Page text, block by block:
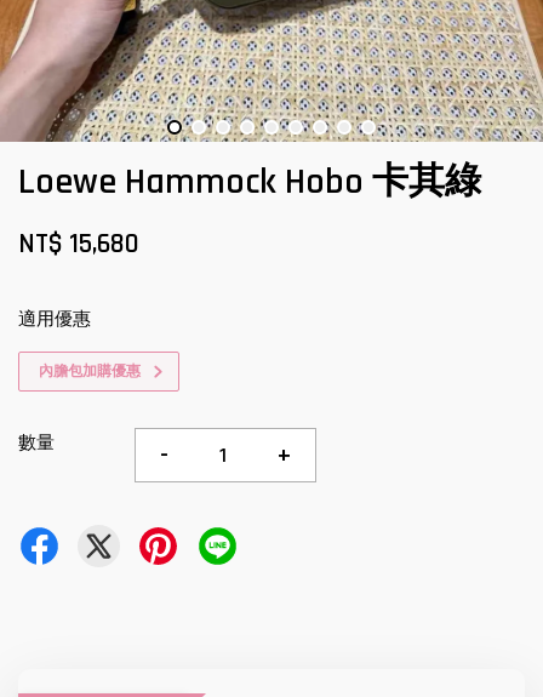
Loewe Hammock Hobo 卡其綠
NT$ 15,680
適用優惠
內膽包加購優惠
數量 - +